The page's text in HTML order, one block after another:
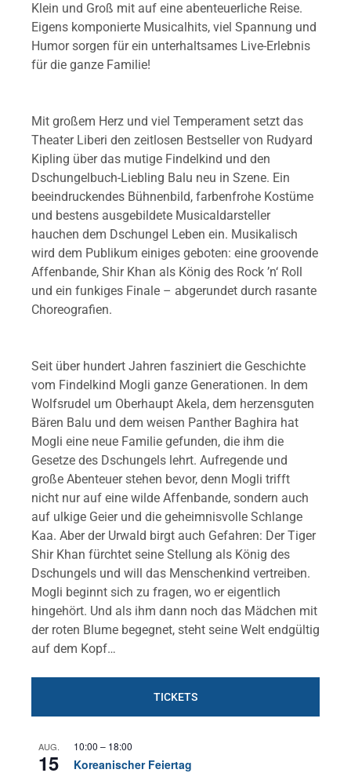
Klein und Groß mit auf eine abenteuerliche Reise.
Eigens komponierte Musicalhits, viel Spannung und
Humor sorgen für ein unterhaltsames Live-Erlebnis
für die ganze Familie!
Mit großem Herz und viel Temperament setzt das
Theater Liberi den zeitlosen Bestseller von Rudyard
Kipling über das mutige Findelkind und den
Dschungelbuch-Liebling Balu neu in Szene. Ein
beeindruckendes Bühnenbild, farbenfrohe Kostüme
und bestens ausgebildete Musicaldarsteller
hauchen dem Dschungel Leben ein. Musikalisch
wird dem Publikum einiges geboten: eine groovende
Affenbande, Shir Khan als König des Rock ’n‘ Roll
und ein funkiges Finale – abgerundet durch rasante
Choreografien.
Seit über hundert Jahren fasziniert die Geschichte
vom Findelkind Mogli ganze Generationen. In dem
Wolfsrudel um Oberhaupt Akela, dem herzensguten
Bären Balu und dem weisen Panther Baghira hat
Mogli eine neue Familie gefunden, die ihm die
Gesetze des Dschungels lehrt. Aufregende und
große Abenteuer stehen bevor, denn Mogli trifft
nicht nur auf eine wilde Affenbande, sondern auch
auf ulkige Geier und die geheimnisvolle Schlange
Kaa. Aber der Urwald birgt auch Gefahren: Der Tiger
Shir Khan fürchtet seine Stellung als König des
Dschungels und will das Menschenkind vertreiben.
Mogli beginnt sich zu fragen, wo er eigentlich
hingehört. Und als ihm dann noch das Mädchen mit
der roten Blume begegnet, steht seine Welt endgültig
auf dem Kopf…
TICKETS
AUG.
15
10:00 – 18:00
Koreanischer Feiertag